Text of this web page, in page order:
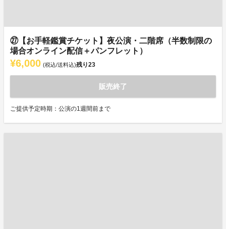
㉗【お手軽鑑賞チケット】夜公演・二階席（半数制限の
場合オンライン配信＋パンフレット）
¥6,000 (税込/送料込)残り23
販売終了
ご提供予定時期：公演の1週間前まで